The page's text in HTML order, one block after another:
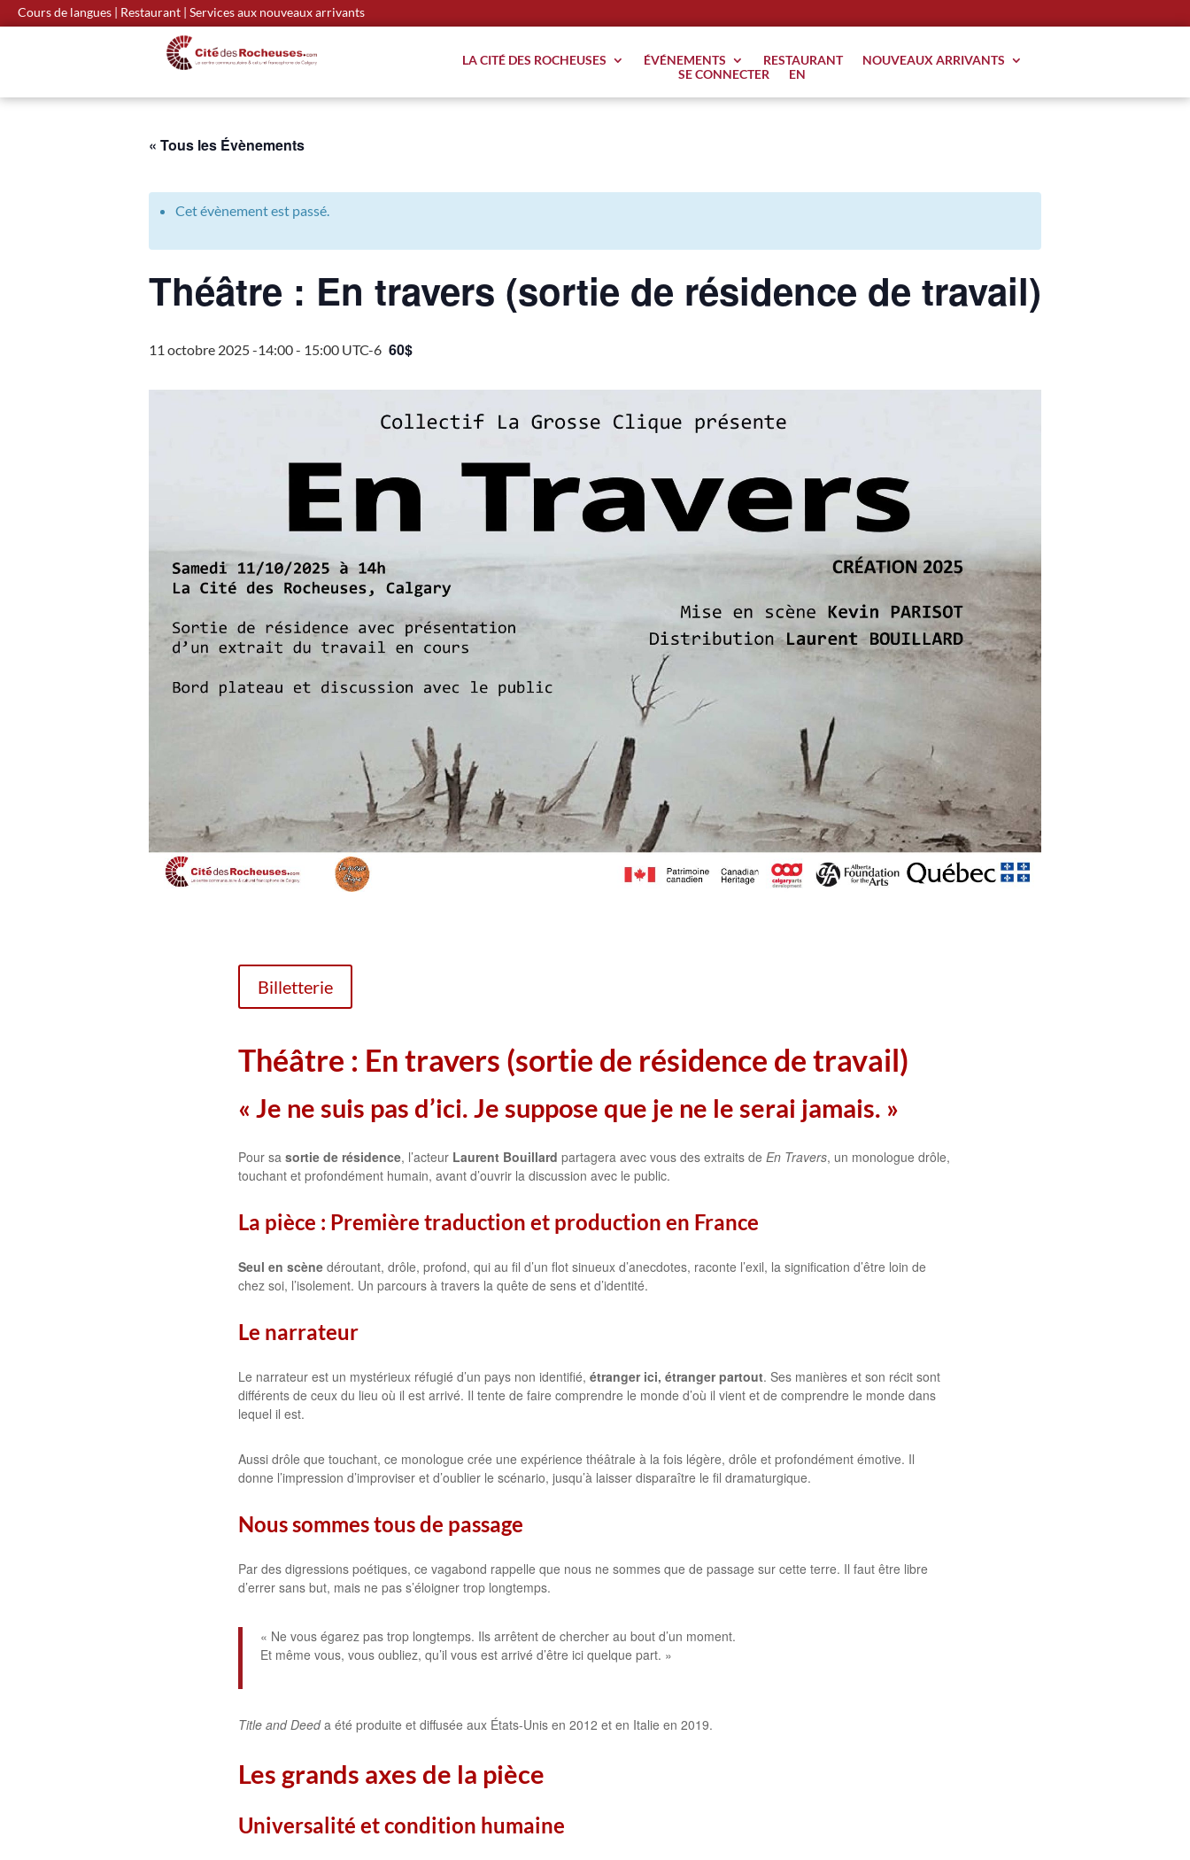
Cours de langues | Restaurant | Services aux nouveaux arrivants
LA CITÉ DES ROCHEUSES ÉVÉNEMENTS RESTAURANT
NOUVEAUX ARRIVANTS
SE CONNECTER
EN
« Tous les Évènements
Cet évènement est passé.
Théâtre : En travers (sortie de résidence de travail)
11 octobre 2025 -14:00- 15:00 UTC-6 60$
Billetterie
Théâtre : En travers (sortie de résidence de travail)
« Je ne suis pas d’ici. Je suppose que je ne le serai jamais. »
Pour sa sortie de résidence, l’acteur Laurent Bouillard partagera avec vous des extraits de En Travers, un monologue drôle,
touchant et profondément humain, avant d’ouvrir la discussion avec le public.
La pièce : Première traduction et production en France
Seul en scènedéroutant, drôle, profond, qui au fil d’un flot sinueux d’anecdotes, raconte l’exil, la signification d’être loin de
chez soi, l’isolement. Un parcours à travers la quête de sens et d’identité.
Le narrateur
Le narrateur est un mystérieux réfugié d’un pays non identifié, étranger ici, étranger partout. Ses manières et son récit sont
différents de ceux du lieu où il est arrivé. Il tente de faire comprendre le monde d’où il vient et de comprendre le monde dans
lequel il est.
Aussi drôle que touchant, ce monologue crée une expérience théâtrale à la fois légère, drôle et profondément émotive. Il
donne l’impression d’improviser et d’oublier le scénario, jusqu’à laisser disparaître le fil dramaturgique.
Nous sommes tous de passage
Par des digressions poétiques, ce vagabond rappelle que nous ne sommes que de passage sur cette terre. Il faut être libre
d’errer sans but, mais ne pas s’éloigner trop longtemps.
« Ne vous égarez pas trop longtemps. Ils arrêtent de chercher au bout d’un moment.
Et même vous, vous oubliez, qu’il vous est arrivé d’être ici quelque part. »
Title and Deeda été produite et diffusée aux États-Unis en 2012 et en Italie en 2019.
Les grands axes de la pièce
Universalité et condition humaine